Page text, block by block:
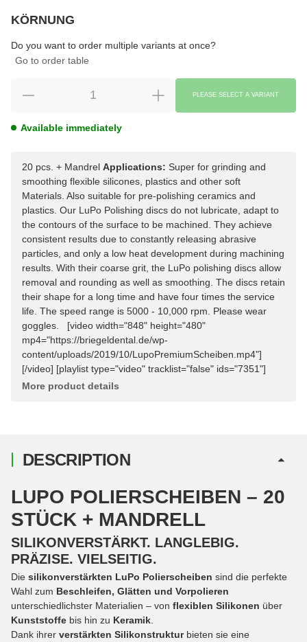
KÖRNUNG
Do you want to order multiple variants at once?
Go to order table
PLEASE SELECT A VARIANT
Available immediately
20 pcs. + Mandrel Applications: Super for grinding and
smoothing flexible silicones, plastics and other soft
Materials. Also suitable for pre-polishing ceramics and
plastics. Our LuPo Polishing discs do not lubricate, adapt to
the contours of the surface to be machined. They achieve
consistent results due to constantly releasing abrasive
particles, and only a low heat development during machining
results. With their coarse grit, the LuPo polishing discs allow
removal and rounding as well as smoothing. The discs retain
their shape for a long time and have four times the service
life. The speed range is 5000 - 10,000 rpm. Please wear
goggles. [video width="848" height="480"
mp4="https://briegeldental.de/wp-
content/uploads/2019/10/LupoPremiumScheiben.mp4"]
[/video] [playlist type="video" tracklist="false" ids="7351"]
More product details
DESCRIPTION
LUPO POLIERSCHEIBEN – 20
STÜCK + MANDRELL
SILIKONVERSTÄRKT. LANGLEBIG.
PRÄZISE. VIELSEITIG.
Die silikonverstärkten LuPo Polierscheiben sind die perfekte
Wahl zum Beschleifen, Glätten und Vorpolieren
unterschiedlichster Materialien – von flexiblen Silikonen über
Kunststoffe bis hin zu Keramik.
Dank ihrer verstärkten Silikonstrukturbieten sie eine